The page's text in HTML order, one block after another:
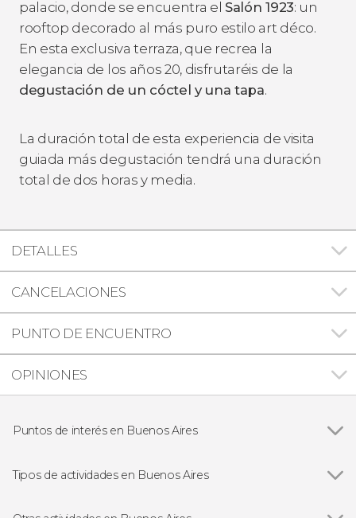
palacio, donde se encuentra el Salón 1923: un
rooftop decorado al más puro estilo art déco.
En esta exclusiva terraza, que recrea la
elegancia de los años 20, disfrutaréis de la
degustación de un cóctel y una tapa.
La duración total de esta experiencia de visita
guiada más degustación tendrá una duración
total de dos horas y media.
DETALLES
CANCELACIONES
PUNTO DE ENCUENTRO
OPINIONES
Puntos de interés en Buenos Aires
Puerto Madero
San Telmo
Tipos de actividades en Buenos Aires